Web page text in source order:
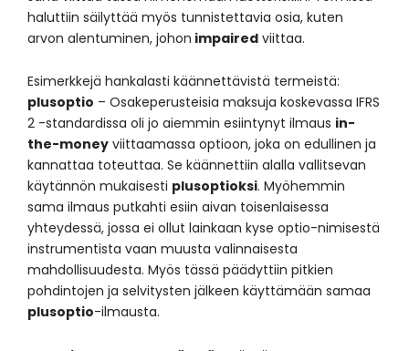
haluttiin säilyttää myös tunnistettavia osia, kuten
arvon alentuminen, johon impaired viittaa.
Esimerkkejä hankalasti käännettävistä termeistä:
plusoptio – Osakeperusteisia maksuja koskevassa IFRS
2 -standardissa oli jo aiemmin esiintynyt ilmaus in-
the-money viittaamassa optioon, joka on edullinen ja
kannattaa toteuttaa. Se käännettiin alalla vallitsevan
käytännön mukaisesti plusoptioksi. Myöhemmin
sama ilmaus putkahti esiin aivan toisenlaisessa
yhteydessä, jossa ei ollut lainkaan kyse optio-nimisestä
instrumentista vaan muusta valinnaisesta
mahdollisuudesta. Myös tässä päädyttiin pitkien
pohdintojen ja selvitysten jälkeen käyttämään samaa
plusoptio-ilmausta.